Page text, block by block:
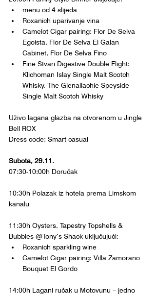
menu od 4 slijeda
Roxanich uparivanje vina
Camelot Cigar pairing: Flor De Selva
Egoista, Flor De Selva El Galan
Cabinet, Flor De Selva Fino
Fine Stvari Digestive Double Flight:
Klichoman Islay Single Malt Scotch
Whisky, The Glenallachie Speyside
Single Malt Scotch Whisky
Uživo lagana glazba na otvorenom u Jingle
Bell ROX
Dress code: Smart casual
Subota, 29.11.
07:30-10:00h Doručak
10:30h Polazak iz hotela prema Limskom
kanalu
11:30h Oysters, Tapestry Topshells &
Bubbles @Tony’s Shack uključujući:
Roxanich sparkling wine
Camelot Cigar pairing: Villa Zamorano
Bouquet El Gordo
14:00h Lagani ručak u Motovunu – jedno